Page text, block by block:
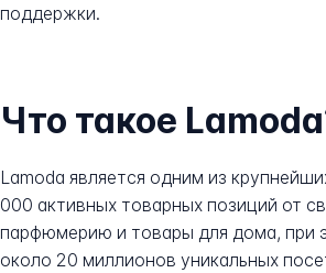
поддержки.
Что такое
Lamoda является одним из
000 активных товарных позиций от
парфюмерию и товары для дома, при
около 20 миллионов уникальных